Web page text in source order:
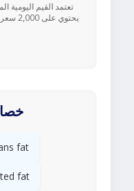
fat
fat